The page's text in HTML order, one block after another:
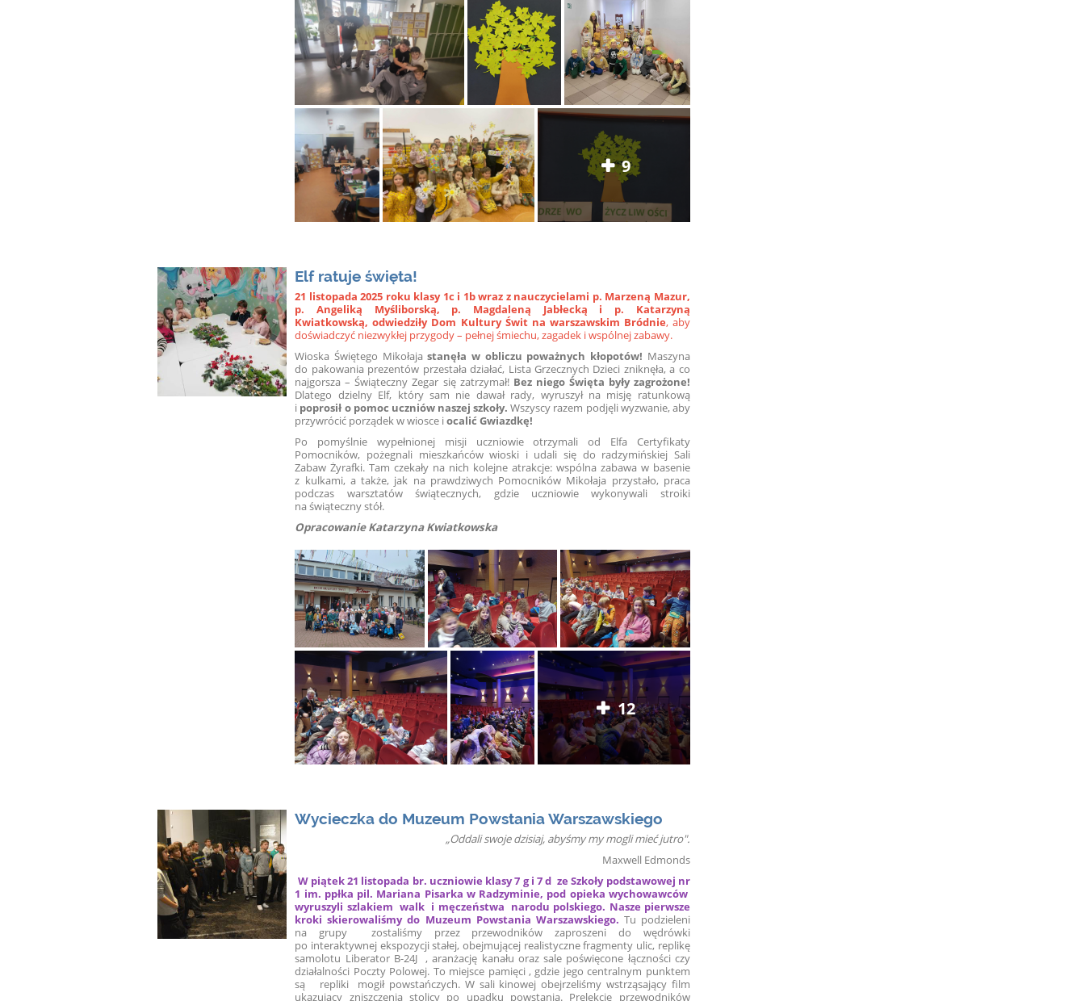
9
Elf ratuje święta!
21 listopada 2025 roku klasy 1c i 1b wraz z nauczycielami p. Marzeną Mazur,
p. Angeliką Myśliborską, p. Magdaleną Jabłecką i p. Katarzyną
Kwiatkowską, odwiedziły Dom Kultury Świt na warszawskim Bródnie, aby
doświadczyć niezwykłej przygody – pełnej śmiechu, zagadek i wspólnej zabawy.
Wioska Świętego Mikołajastanęła w obliczu poważnych kłopotów! Maszyna
do pakowania prezentów przestała działać, Lista Grzecznych Dzieci zniknęła, a co
najgorsza – Świąteczny Zegar się zatrzymał! Bez niego Święta były zagrożone!
Dlatego dzielny Elf, który sam nie dawał rady, wyruszył na misję ratunkową
i poprosił o pomoc uczniów naszej szkoły. Wszyscy razem podjęli wyzwanie, aby
przywrócić porządek w wiosce iocalić Gwiazdkę!
Po pomyślnie wypełnionej misji uczniowie otrzymali od Elfa Certyfikaty
Pomocników, pożegnali mieszkańców wioski i udali się do radzymińskiej Sali
Zabaw Żyrafki. Tam czekały na nich kolejne atrakcje: wspólna zabawa w basenie
z kulkami, a także, jak na prawdziwych Pomocników Mikołaja przystało, praca
podczas warsztatów świątecznych, gdzie uczniowie wykonywali stroiki
na świąteczny stół.
Opracowanie Katarzyna Kwiatkowska
12
Wycieczka do Muzeum Powstania Warszawskiego
„Oddali swoje dzisiaj, abyśmy my mogli mieć jutro".
Maxwell Edmonds
W piątek 21 listopada br. uczniowie klasy 7 g i 7 d ze Szkoły podstawowej nr
1 im. ppłka pil. Mariana Pisarka w Radzyminie, pod opieka wychowawców
wyruszyli szlakiem walk i męczeństwa narodu polskiego. Nasze pierwsze
kroki skierowaliśmy do Muzeum Powstania Warszawskiego. Tu podzieleni
na grupy zostaliśmy przez przewodników zaproszeni do wędrówki
po interaktywnej ekspozycji stałej, obejmującej realistyczne fragmenty ulic, replikę
samolotu Liberator B-24J , aranżację kanału oraz sale poświęcone łączności czy
działalności Poczty Polowej. To miejsce pamięci , gdzie jego centralnym punktem
są repliki mogił powstańczych. W sali kinowej obejrzeliśmy wstrząsający film
ukazujący zniszczenia stolicy po upadku powstania. Prelekcje przewodników